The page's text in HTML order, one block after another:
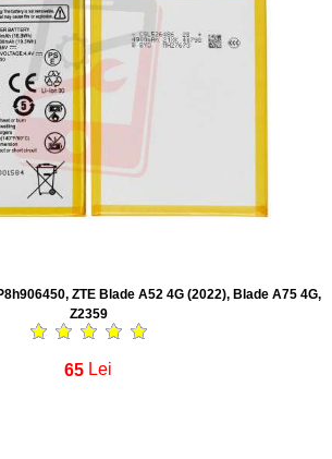
ZTE Blade A52 4G (2022), Blade A75 4G,
Z2359
65 Lei